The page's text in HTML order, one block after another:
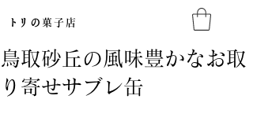
​トリの 菓子店​
鳥取砂丘の風味豊かなお取
り寄せサブレ缶